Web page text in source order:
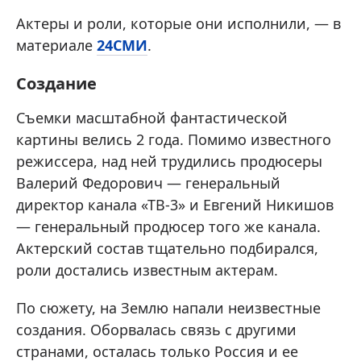
Актеры и роли, которые они исполнили, — в
материале 24СМИ.
Создание
Съемки масштабной фантастической
картины велись 2 года. Помимо известного
режиссера, над ней трудились продюсеры
Валерий Федорович — генеральный
директор канала «ТВ-3» и Евгений Никишов
— генеральный продюсер того же канала.
Актерский состав тщательно подбирался,
роли достались известным актерам.
По сюжету, на Землю напали неизвестные
создания. Оборвалась связь с другими
странами, осталась только Россия и ее